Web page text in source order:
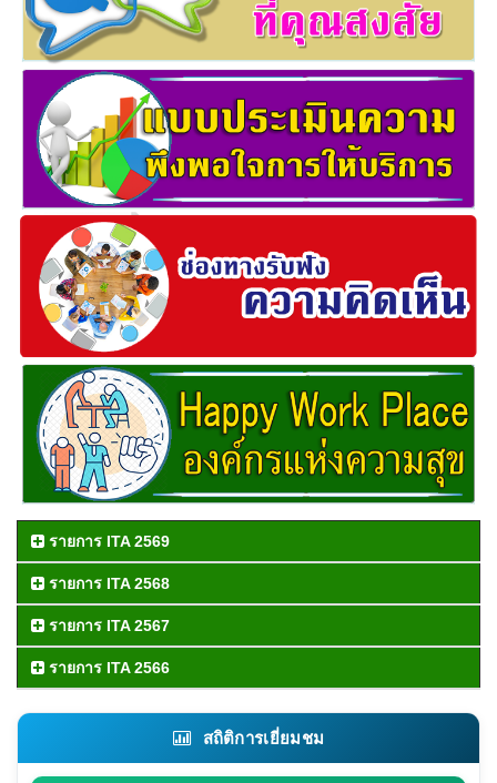
รายการ ITA 2569
รายการ ITA 2568
รายการ ITA 2567
รายการ ITA 2566
สถิติการเยี่ยมชม